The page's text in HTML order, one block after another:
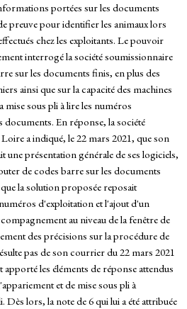
portées sur les documents
preuve pour identifier les animaux lors
chez les exploitants. Le pouvoir
interrogé la société soumissionnaire
sur les documents finis, en plus des
ainsi que sur la capacité des machines
mise sous pli à lire les numéros
En réponse, la société
a indiqué, le 22 mars 2021, que son
présentation générale de ses logiciels,
de codes barre sur les documents
la solution proposée reposait
d'exploitation et l'ajout d'un
au niveau de la fenêtre de
des précisions sur la procédure de
pas de son courrier du 22 mars 2021
apporté les éléments de réponse attendus
et de mise sous pli à
lors, la note de 6 qui lui a été attribuée